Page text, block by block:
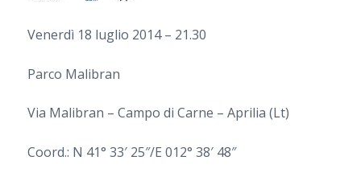
Venerdì 18 luglio 2014 – 21.30
Parco Malibran
Via Malibran – Campo di Carne – Aprilia (Lt)
Coord.: N 41° 33′ 25″/E 012° 38′ 48″